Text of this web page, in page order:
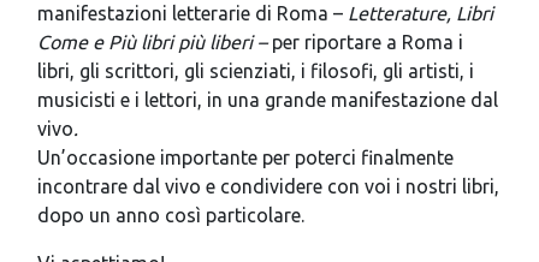
manifestazioni letterarie di Roma – Letterature, Libri
Come e Più libri più liberi –per riportare a Roma i
libri, gli scrittori, gli scienziati, i filosofi, gli artisti, i
musicisti e i lettori, in una grande manifestazione dal
vivo.
Un’occasione importante per poterci finalmente
incontrare dal vivo e condividere con voi i nostri libri,
dopo un anno così particolare.